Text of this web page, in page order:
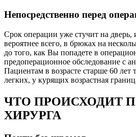
Непосредственно перед
Срок операции уже стучит на
вероятнее всего, в брюках на
до того, как Вы попадете в
предоперационное обследование с
Пациентам в возрасте старше 60 лет
легких, у курящих возрастная
ЧТО ПРОИСХОДИТ
ХИРУРГА